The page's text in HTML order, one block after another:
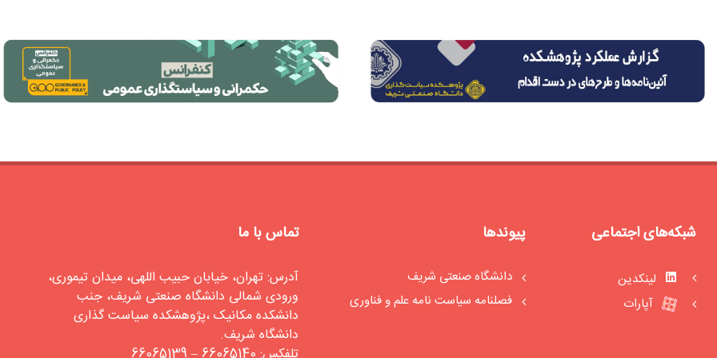
شبکه‌های اجتماعی
لینکدین
آپارات
پیوندها
دانشگاه صنعتی شریف
فصلنامه سیاست‏ نامه علم و فناوری
تماس با ما
آدرس: تهران، خیابان حبیب اللهی، میدان تیموری،
ورودی شمالی دانشگاه صنعتی شریف، جنب
دانشکده مکانیک ،پژوهشکده سیاست گذاری
دانشگاه شریف.